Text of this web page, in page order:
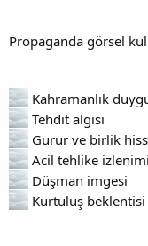
Propaganda görsel
Kahramanlık
Tehdit algısı
Gurur ve birlik
Acil tehlike izlenimi
Düşman imgesi
Kurtuluş beklentisi